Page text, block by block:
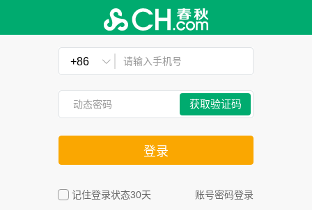
请输入手机号

获取验证码
动态密码
登录
记住登录状态30天 账号密码登录